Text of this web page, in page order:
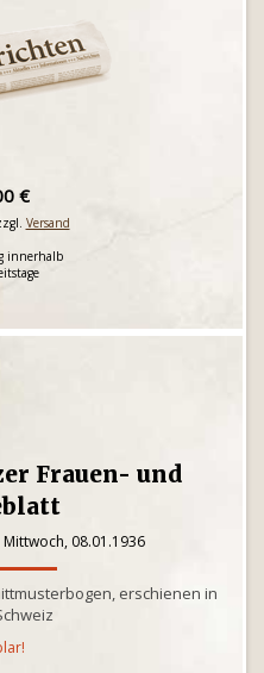
€
Versand
innerhalb
Frauen- und
08.01.1936
erschienen in